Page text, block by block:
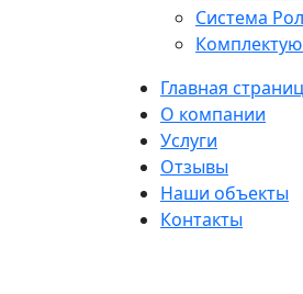
Система
Главная
О компании
Услуги
Отзывы
Наши объекты
Контакты